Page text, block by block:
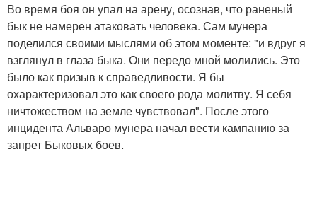
Во время боя он упал на арену, осознав, что раненый
бык не намерен атаковать человека. Сам мунера
поделился своими мыслями об этом моменте: "и вдруг я
взглянул в глаза быка. Они передо мной молились. Это
было как призыв к справедливости. Я бы
охарактеризовал это как своего рода молитву. Я себя
ничтожеством на земле чувствовал". После этого
инцидента Альваро мунера начал вести кампанию за
запрет Быковых боев.